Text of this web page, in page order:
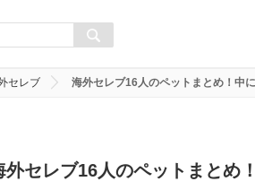
セレブ 海外セレブ16人のペットまとめ！中
外セレブ16人のペットまとめ